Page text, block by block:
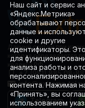
Данный сайт ни при
которая определяется
кодекса РФ.
+7 (981) 885 08-88
info@extreme-tel.ru
Telegram
Наш сайт и сервис
«Яндекс.Метрика»
обрабатывают
данные и
cookie и другие
идентификаторы.
для
анализа работы и
контента. Нажимая
«Принять», вы
использованием